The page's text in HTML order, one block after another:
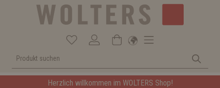
Herzlich willkommen im WOLTERS Shop!